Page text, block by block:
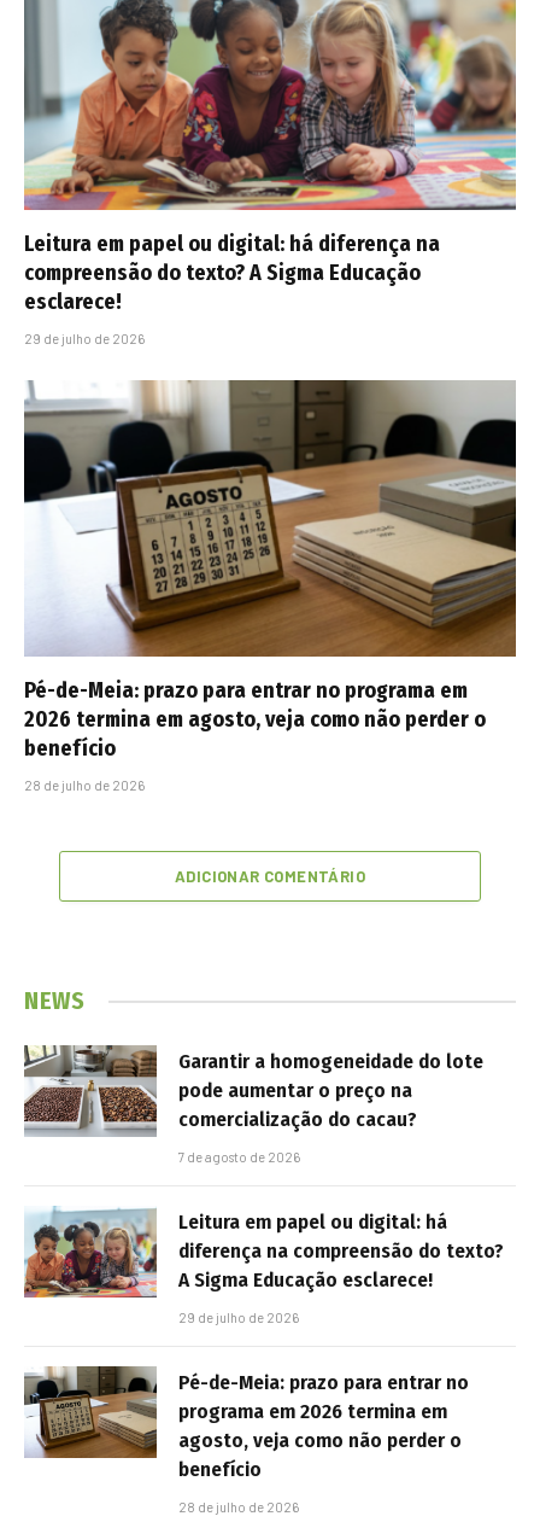
Leitura em papel ou digital: há diferença na
compreensão do texto? A Sigma Educação
esclarece!
29 de julho de 2026
Pé-de-Meia: prazo para entrar no programa em
2026 termina em agosto, veja como não perder o
benefício
28 de julho de 2026
ADICIONAR COMENTÁRIO
NEWS
Garantir a homogeneidade do lote
pode aumentar o preço na
comercialização do cacau?
7 de agosto de 2026
Leitura em papel ou digital: há
diferença na compreensão do texto?
A Sigma Educação esclarece!
29 de julho de 2026
Pé-de-Meia: prazo para entrar no
programa em 2026 termina em
agosto, veja como não perder o
benefício
28 de julho de 2026